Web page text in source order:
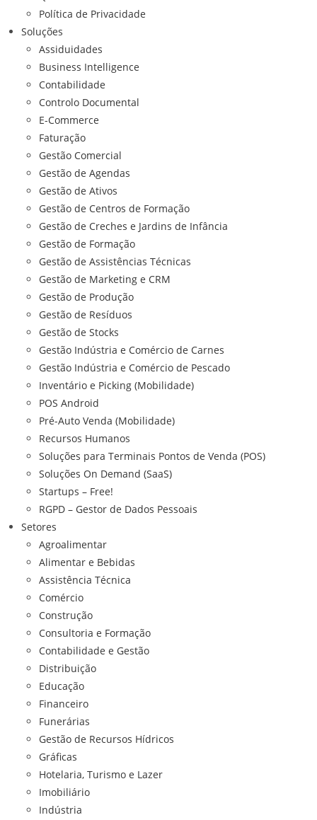
Política de Privacidade
Soluções
Assiduidades
Business Intelligence
Contabilidade
Controlo Documental
E-Commerce
Faturação
Gestão Comercial
Gestão de Agendas
Gestão de Ativos
Gestão de Centros de Formação
Gestão de Creches e Jardins de Infância
Gestão de Formação
Gestão de Assistências Técnicas
Gestão de Marketing e CRM
Gestão de Produção
Gestão de Resíduos
Gestão de Stocks
Gestão Indústria e Comércio de Carnes
Gestão Indústria e Comércio de Pescado
Inventário e Picking (Mobilidade)
POS Android
Pré-Auto Venda (Mobilidade)
Recursos Humanos
Soluções para Terminais Pontos de Venda (POS)
Soluções On Demand (SaaS)
Startups – Free!
RGPD – Gestor de Dados Pessoais
Setores
Agroalimentar
Alimentar e Bebidas
Assistência Técnica
Comércio
Construção
Consultoria e Formação
Contabilidade e Gestão
Distribuição
Educação
Financeiro
Funerárias
Gestão de Recursos Hídricos
Gráficas
Hotelaria, Turismo e Lazer
Imobiliário
Indústria